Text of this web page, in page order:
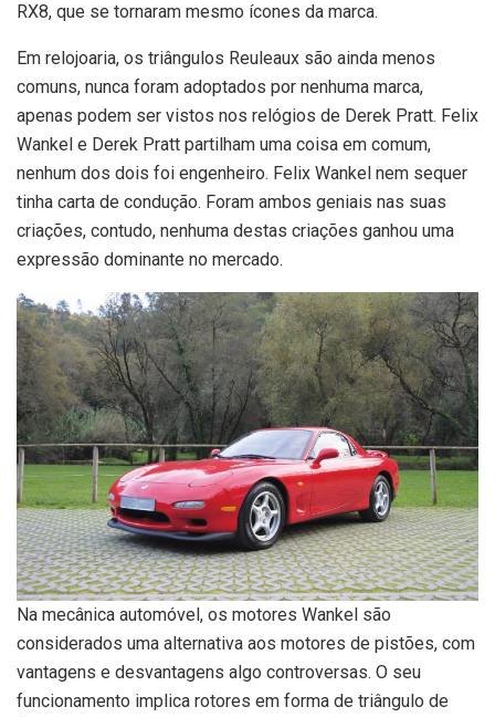
RX8, que se tornaram mesmo ícones da marca.
Em relojoaria, os triângulos Reuleaux são ainda menos
comuns, nunca foram adoptados por nenhuma marca,
apenas podem ser vistos nos relógios de Derek Pratt. Felix
Wankel e Derek Pratt partilham uma coisa em comum,
nenhum dos dois foi engenheiro. Felix Wankel nem sequer
tinha carta de condução. Foram ambos geniais nas suas
criações, contudo, nenhuma destas criações ganhou uma
expressão dominante no mercado.
Na mecânica automóvel, os motores Wankel são
considerados uma alternativa aos motores de pistões, com
vantagens e desvantagens algo controversas. O seu
funcionamento implica rotores em forma de triângulo de